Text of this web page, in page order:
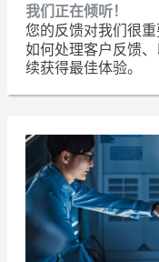
我们正在倾听！
您的反馈对我们很
如何处理客户反馈
续获得最佳体验。